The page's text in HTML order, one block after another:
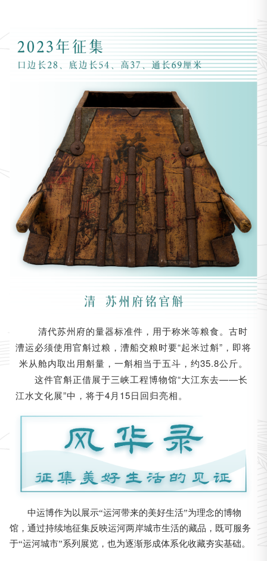
清代苏州府的量器标准件，用于称米等粮食。古时
漕运必须使用官斛过粮，漕船交粮时要“起米过斛”，即将
米从舱内取出用斛量，一斛相当于五斗，约35.8公斤。
这件官斛正借展于三峡工程博物馆“大江东去——长
江水文化展”中，将于4月15日回归亮相。
中运博作为以展示“运河带来的美好生活”为理念的博物
馆，通过持续地征集反映运河两岸城市生活的藏品，既可服务
于“运河城市”系列展览，也为逐渐形成体系化收藏夯实基础。